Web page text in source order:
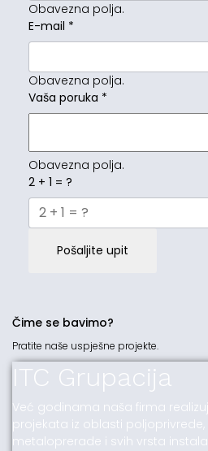
Obavezna polja.
E-mail *
Obavezna polja.
Vaša poruka *
Obavezna polja.
2 + 1 = ?
Pošaljite upit
Čime se bavimo?
Pratite naše uspješne projekte.
ITC Grupacija
Već godinama naša firma
projekata iz oblasti poljoprivrede,
metaloprerade i svih vrsta